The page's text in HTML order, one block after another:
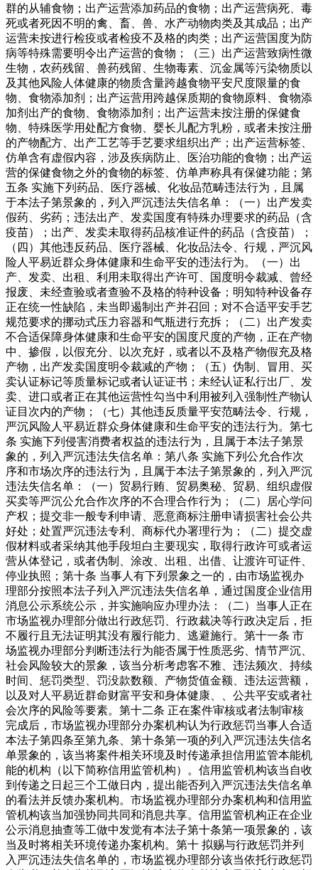
群的从辅食物；出产运营添加药品的食物；出产运营病死、毒
死或者死因不明的禽、畜、兽、水产动物肉类及其成品；出产
运营未按进行检疫或者检疫不及格的肉类；出产运营国度为防
病等特殊需要明令出产运营的食物；（三）出产运营致病性微
生物，农药残留、兽药残留、生物毒素、沉金属等污染物质以
及其他风险人体健康的物质含量跨越食物平安尺度限量的食
物、食物添加剂；出产运营用跨越保质期的食物原料、食物添
加剂出产的食物、食物添加剂；出产运营未按注册的保健食
物、特殊医学用处配方食物、婴长儿配方乳粉，或者未按注册
的产物配方、出产工艺等手艺要求组织出产；出产运营标签、
仿单含有虚假内容，涉及疾病防止、医治功能的食物；出产运
营的保健食物之外的食物的标签、仿单声称具有保健功能；第
五条 实施下列药品、医疗器械、化妆品范畴违法行为，且属
于本法子第景象的，列入严沉违法失信名单：（一）出产发卖
假药、劣药；违法出产、发卖国度有特殊办理要求的药品（含
疫苗）；出产、发卖未取得药品核准证件的药品（含疫苗）；
（四）其他违反药品、医疗器械、化妆品法令、行规，严沉风
险人平易近群众身体健康和生命平安的违法行为。（一）出
产、发卖、出租、利用未取得出产许可、国度明令裁减、曾经
报废、未经查验或者查验不及格的特种设备；明知特种设备存
正在统一性缺陷，未当即遏制出产并召回；对不合适平安手艺
规范要求的挪动式压力容器和气瓶进行充拆；（二）出产发卖
不合适保障身体健康和生命平安的国度尺度的产物，正在产物
中、掺假，以假充分、以次充好，或者以不及格产物假充及格
产物，出产发卖国度明令裁减的产物；（五）伪制、冒用、买
卖认证标记等质量标记或者认证证书；未经认证私行出厂、发
卖、进口或者正在其他运营性勾当中利用被列入强制性产物认
证目次内的产物；（七）其他违反质量平安范畴法令、行规，
严沉风险人平易近群众身体健康和生命平安的违法行为。第七
条 实施下列侵害消费者权益的违法行为，且属于本法子第景
象的，列入严沉违法失信名单：第八条 实施下列公允合作次
序和市场次序的违法行为，且属于本法子第景象的，列入严沉
违法失信名单：（一）贸易行贿、贸易奥秘、贸易、组织虚假
买卖等严沉公允合作次序的不合理合作行为；（二）居心学问
产权；提交非一般专利申请、恶意商标注册申请损害社会公共
好处；处置严沉违法专利、商标代办署理行为；（二）提交虚
假材料或者采纳其他手段坦白主要现实，取得行政许可或者运
营从体登记，或者伪制、涂改、出租、出借、让渡许可证件、
停业执照；第十条 当事人有下列景象之一的，由市场监视办
理部分按照本法子列入严沉违法失信名单，通过国度企业信用
消息公示系统公示，并实施响应办理办法：（二）当事人正在
市场监视办理部分做出行政惩罚、行政裁决等行政决定后，拒
不履行且无法证明其没有履行能力、逃避施行。第十一条 市
场监视办理部分判断违法行为能否属于性质恶劣、情节严沉、
社会风险较大的景象，该当分析考虑客不雅、违法频次、持续
时间、惩罚类型、罚没款数额、产物货值金额、违法运营额，
以及对人平易近群命财富平安和身体健康、、公共平安或者社
会次序的风险等要素。第十二条 正在案件审核或者法制审核
完成后，市场监视办理部分办案机构认为行政惩罚当事人合适
本法子第四条至第九条、第十条第一项的列入严沉违法失信名
单景象的，该当将案件相关环境及时传递承担信用监管本能机
能的机构（以下简称信用监管机构）。信用监管机构该当自收
到传递之日起三个工做日内，提出能否列入严沉违法失信名单
的看法并反馈办案机构。市场监视办理部分办案机构和信用监
管机构该当加强协同共同和消息共享。信用监管机构正在企业
公示消息抽查等工做中发觉有本法子第十条第一项景象的，该
当及时将相关环境传递办案机构。第十 拟赐与行政惩罚并列
入严沉违法失信名单的，市场监视办理部分该当依托行政惩罚